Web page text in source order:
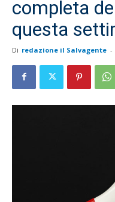
completa
questa
Di redazione il Salvagente -